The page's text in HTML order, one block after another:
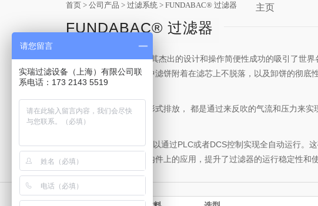
FUNDABAC® 过滤器以其杰出的设计和操作简便性成功的吸引了世
在整个循环过滤过程当中滤饼附着在滤芯上不脱落，以及卸饼的彻
杆。
无论固体以浆料或干渣形式排放， 都是通过来反吹的气流和压力来
胀开来。
FUNDABAC ® 过滤器可以通过PLC或者DCS控制实现全自动运行。
在过滤器尤其是过滤器内件上的应用，提升了过滤器的运行稳定性
主页
首页 > 公司产品 > 过滤系统 > FUNDABAC® 过滤器
FUNDABAC® 过滤器
请您留言
实瑞过滤设备（上海）有限公司联
系电话：173 2143 5519